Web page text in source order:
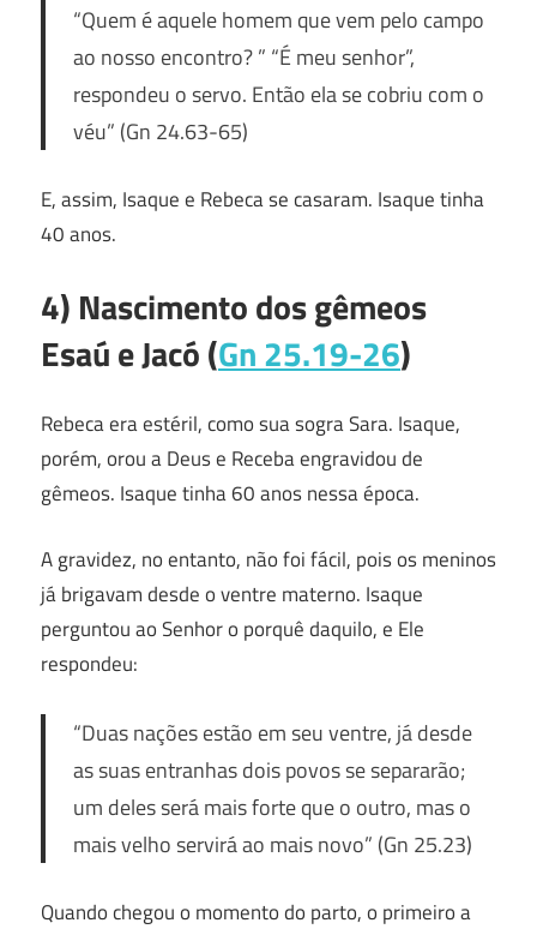
“Quem é aquele homem que vem pelo campo
ao nosso encontro? ” “É meu senhor”,
respondeu o servo. Então ela se cobriu com o
véu” (Gn 24.63-65)
E, assim, Isaque e Rebeca se casaram. Isaque tinha
40 anos.
4) Nascimento dos gêmeos
Esaú e Jacó (Gn 25.19-26)
Rebeca era estéril, como sua sogra Sara. Isaque,
porém, orou a Deus e Receba engravidou de
gêmeos. Isaque tinha 60 anos nessa época.
A gravidez, no entanto, não foi fácil, pois os meninos
já brigavam desde o ventre materno. Isaque
perguntou ao Senhor o porquê daquilo, e Ele
respondeu:
“Duas nações estão em seu ventre, já desde
as suas entranhas dois povos se separarão;
um deles será mais forte que o outro, mas o
mais velho servirá ao mais novo” (Gn 25.23)
Quando chegou o momento do parto, o primeiro a